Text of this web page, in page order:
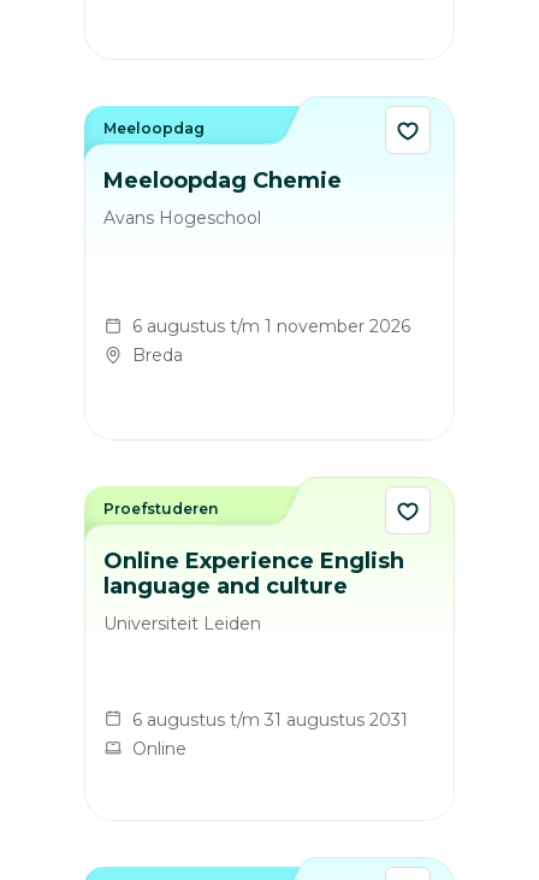
Meeloopdag Chemie
Avans Hogeschool
6 augustus t/m 1 november 2026
Breda
Meeloopdag
Online Experience English
language and culture
Universiteit Leiden
6 augustus t/m 31 augustus 2031
Online
Proefstuderen